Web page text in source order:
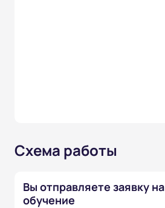
Схема работы
Вы отправляете заявку на
обучение